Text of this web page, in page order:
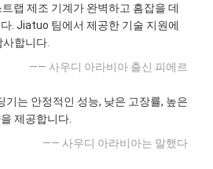
트랩 제조 기계가 완벽하고 흠잡을 데
. Jiatuo 팀에서 제공한 기술 지원에
사합니다.
—— 사우디 아라비아 출신 피에르
기는 안정적인 성능, 낮은 고장률, 높은
제공합니다.
—— 사우디 아라비아는 말했다